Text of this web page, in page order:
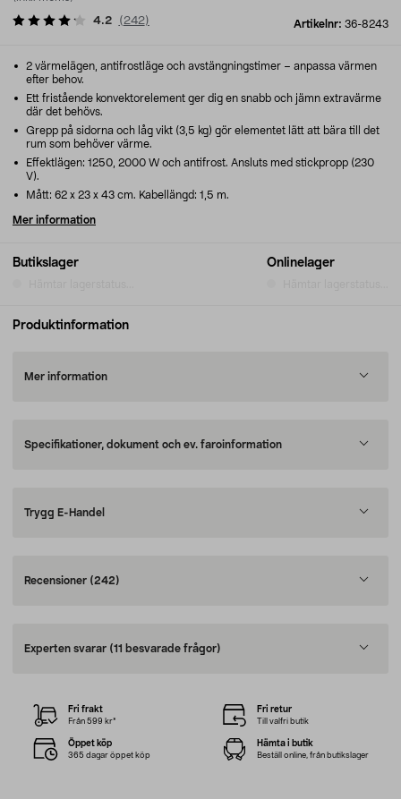
Artikelnr: 36-8243
4.2 ( 242)
Butikslager Onlinelager
2 värmelägen, antifrostläge och avstängningstimer – anpassa värmen
efter behov.
Ett fristående konvektorelement ger dig en snabb och jämn extravärme
där det behövs.
Grepp på sidorna och låg vikt (3,5 kg) gör elementet lätt att bära till det
rum som behöver värme.
Effektlägen: 1250, 2000 W och antifrost. Ansluts med stickpropp (230
V).
Mått: 62 x 23 x 43 cm. Kabellängd: 1,5 m.
Mer information
Produktinformation
Mer information
Specifikationer, dokument och ev. faroinformation
Trygg E-Handel
Recensioner (242)
Experten svarar (11 besvarade frågor)
Fri frakt
Från 599 kr*
Fri retur
Till valfri butik
Öppet köp
365 dagar öppet köp
Hämta i butik
Beställ online, från butikslager